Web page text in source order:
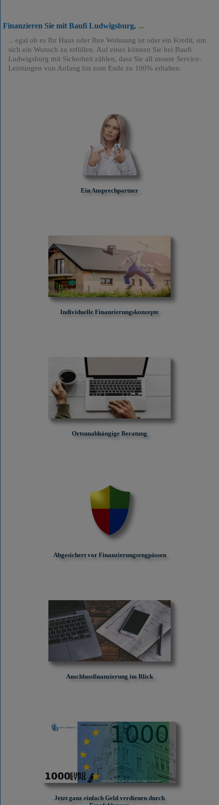
Finanzieren Sie mit Baufi Ludwigsburg,
egal ob es Ihr Haus oder Ihre Wohnung ist oder ein Kredit, um
sich ein Wunsch zu erfüllen. Auf eines können Sie bei Baufi
Ludwigsburg mit Sicherheit zählen, dass Sie all unsere Service-
Leistungen von Anfang bis zum Ende zu 100% erhalten.
Ein Ansprechpartner
Individuelle Finanzierungskonzepte
Ortsunabhängige Beratung
Abgesichert vor Finanzierungs­engpässen
Anschlussfinanzierung im Blick
Jetzt ganz einfach Geld verdienen durch